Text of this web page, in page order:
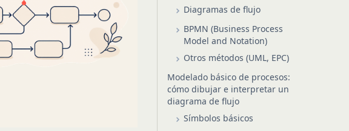
Diagramas de flujo
BPMN (Business Process
Model and Notation)
Otros métodos (UML, EPC)
Modelado básico de procesos:
cómo dibujar e interpretar un
diagrama de flujo
Símbolos básicos